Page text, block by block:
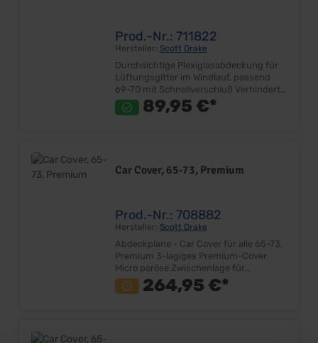
Prod.-Nr.: 711822
Hersteller: Scott Drake
Durchsichtige Plexiglasabdeckung für
Lüftungsgitter im Windlauf, passend
69-70 mit Schnellverschluß Verhindert
Blätter, Schmutz und Wassereintritt
über Lüftungsschacht
Schnellverschluß und Dichtung Preis:
89,95 €*
Car Cover, 65-73, Premium
Prod.-Nr.: 708882
Hersteller: Scott Drake
Abdeckplane - Car Cover für alle 65-73,
Premium 3-lagiges Premium-Cover
Micro poröse Zwischenlage für
maximale Atmungsfähigkeit Maximaler
UV-Schutz Wasserdicht Maximalschutz264,95 €*